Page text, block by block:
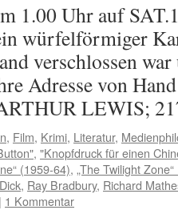
1.00 Uhr auf
würfelförmiger
verschlossen
Adresse von
LEWIS;
, Film, Krimi, Literatur,
, "Knopfdruck für einen
(1959-64), „The Twilight
, Ray Bradbury, Richard
| 1 Kommentar